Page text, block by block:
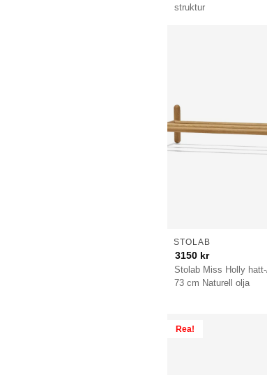
struktur
Stolab Miss Holly
73 cm Naturell olja
STOLAB
3150 kr
Rea!